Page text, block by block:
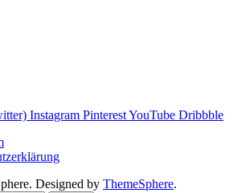
Instagram PinterestYouTube Dribbble
Designed by ThemeSphere.